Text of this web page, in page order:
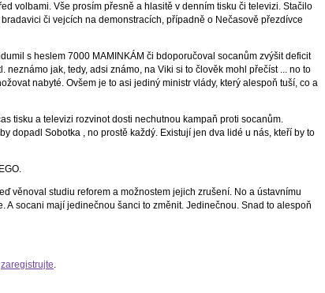
volbami. Vše prosím přesně a hlasitě v denním tisku či televizi. Stačilo
či vejcích na demonstracích, případně o Nečasově přezdívce
s heslem 7000 MAMINKÁM či bdoporučoval socanům zvýšit deficit
neznámo jak, tedy, adsi známo, na Viki si to člověk mohl přečíst ... no to
nabyté. Ovšem je to asi jediný ministr vlády, který alespoň tuší, co a
tisku a televizi rozvinot dosti nechutnou kampaň proti socanům.
dopadl Sobotka , no prostě každý. Existují jen dva lidé u nás, kteří by to
věnoval studiu reforem a možnostem jejich zrušení. No a ústavnímu
A socani mají jedinečnou šanci to změnit. Jedinečnou. Snad to alespoň
zaregistrujte.